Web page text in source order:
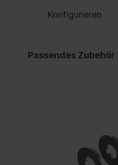
Konfigurieren
Passendes Zubehör